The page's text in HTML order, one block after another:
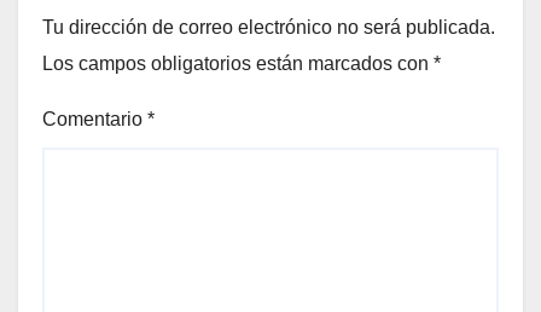
Tu dirección de correo electrónico no será publicada.
Los campos obligatorios están marcados con *
Comentario *